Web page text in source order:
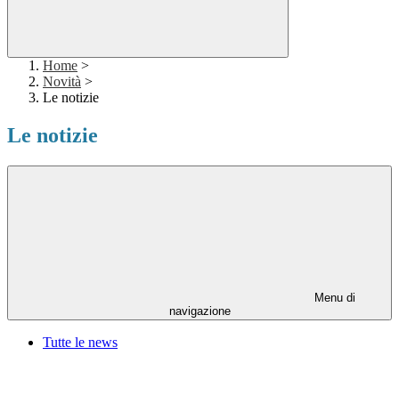
Home >
Novità >
Le notizie
Le notizie
Menu di
navigazione
Tutte le news